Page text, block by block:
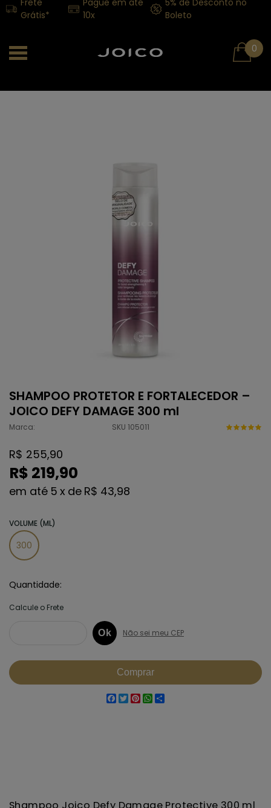
Frete
Grátis*
Pague em até
10x
5% de Desconto no
Boleto
0
SHAMPOO PROTETOR E FORTALECEDOR –
JOICO DEFY DAMAGE 300 ml
Marca: SKU 105011
R$ 255,90
R$ 219,90
5 x de R$ 43,98
VOLUME (ML)
300
Quantidade
Facebook
Twitter
Pinterest
WhatsApp